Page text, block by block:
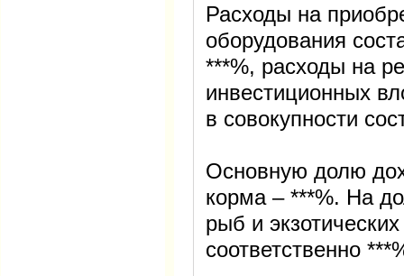
Расходы на
оборудования
***%, расходы на
инвестиционных
в совокупности
Основную долю
корма – ***%. На
рыб и
соответственно